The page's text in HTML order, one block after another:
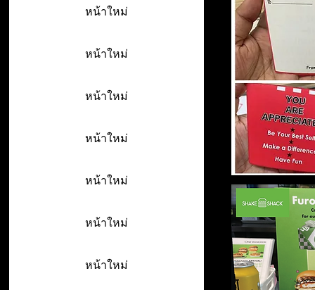
หน้าใหม่
หน้าใหม่
หน้าใหม่
หน้าใหม่
หน้าใหม่
หน้าใหม่
หน้าใหม่